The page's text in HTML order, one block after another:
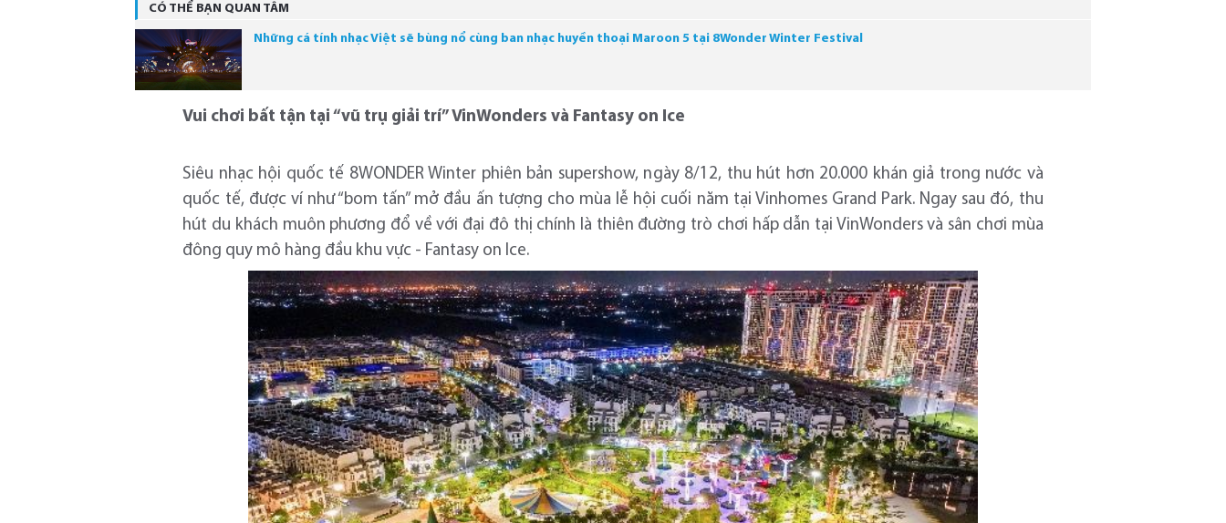
CÓ THỂ BẠN QUAN TÂM
Những cá tính nhạc Việt sẽ bùng nổ cùng ban nhạc huyền thoại Maroon 5 tại 8Wonder Winter Festival
Vui chơi bất tận tại “vũ trụ giải trí” VinWonders và Fantasy on Ice
Siêu nhạc hội quốc tế 8WONDER Winter phiên bản supershow, ngày 8/12, thu hút hơn 20.000 khán giả trong nước và
quốc tế, được ví như “bom tấn” mở đầu ấn tượng cho mùa lễ hội cuối năm tại Vinhomes Grand Park. Ngay sau đó, thu
hút du khách muôn phương đổ về với đại đô thị chính là thiên đường trò chơi hấp dẫn tại VinWonders và sân chơi mùa
đông quy mô hàng đầu khu vực - Fantasy on Ice.